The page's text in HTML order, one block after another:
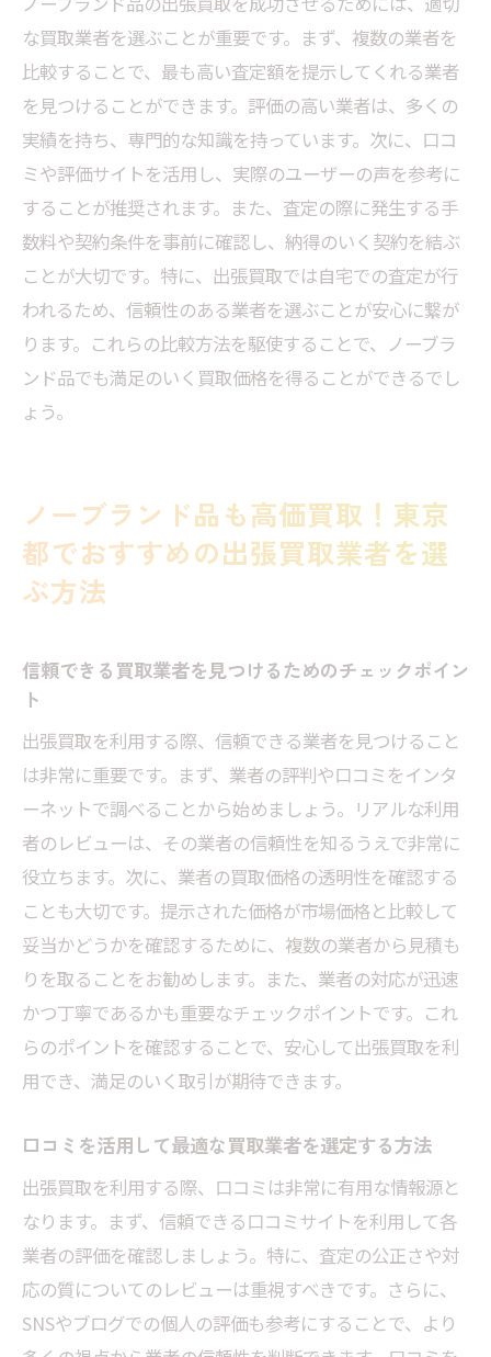
な買取業者を選ぶことが重要です。まず、複数の業者を
比較することで、最も高い査定額を提示してくれる業者
を見つけることができます。評価の高い業者は、多くの
実績を持ち、専門的な知識を持っています。次に、口コ
ミや評価サイトを活用し、実際のユーザーの声を参考に
することが推奨されます。また、査定の際に発生する手
数料や契約条件を事前に確認し、納得のいく契約を結ぶ
ことが大切です。特に、出張買取では自宅での査定が行
われるため、信頼性のある業者を選ぶことが安心に繋が
ります。これらの比較方法を駆使することで、ノーブラ
ンド品でも満足のいく買取価格を得ることができるでし
ょう。
ノーブランド品も高価買取！東京
都でおすすめの出張買取業者を選
ぶ方法
信頼できる買取業者を見つけるためのチェックポイン
ト
出張買取を利用する際、信頼できる業者を見つけること
は非常に重要です。まず、業者の評判や口コミをインタ
ーネットで調べることから始めましょう。リアルな利用
者のレビューは、その業者の信頼性を知るうえで非常に
役立ちます。次に、業者の買取価格の透明性を確認する
ことも大切です。提示された価格が市場価格と比較して
妥当かどうかを確認するために、複数の業者から見積も
りを取ることをお勧めします。また、業者の対応が迅速
かつ丁寧であるかも重要なチェックポイントです。これ
らのポイントを確認することで、安心して出張買取を利
用でき、満足のいく取引が期待できます。
口コミを活用して最適な買取業者を選定する方法
出張買取を利用する際、口コミは非常に有用な情報源と
なります。まず、信頼できる口コミサイトを利用して各
業者の評価を確認しましょう。特に、査定の公正さや対
応の質についてのレビューは重視すべきです。さらに、
SNSやブログでの個人の評価も参考にすることで、より